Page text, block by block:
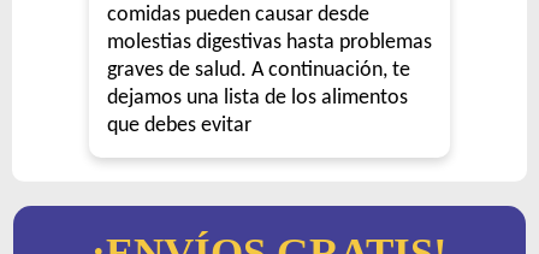
comidas pueden causar desde
molestias digestivas hasta problemas
graves de salud. A continuación, te
dejamos una lista de los alimentos
que debes evitar